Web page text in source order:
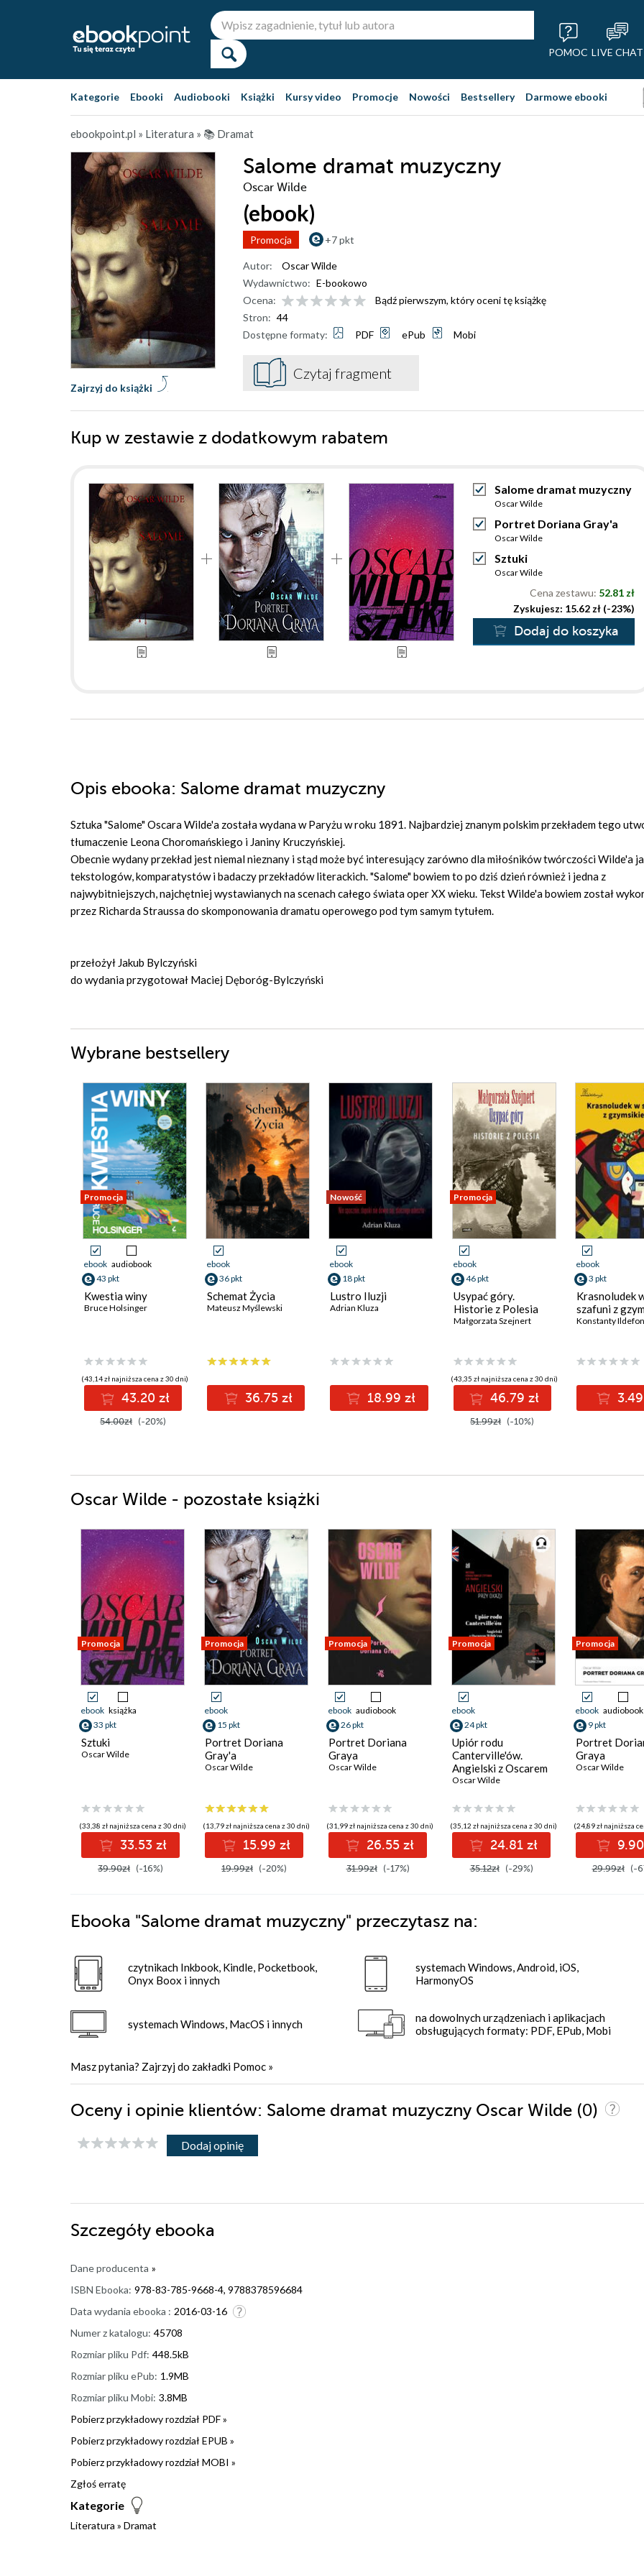
POMOC LIVE CHAT
Kategorie Ebooki Audiobooki Książki Kursy video Promocje Nowości Bestsellery Darmowe ebooki
ebookpoint.pl » Literatura » 📚 Dramat
Salome dramat muzyczny
Oscar Wilde
(ebook)
Promocja +7 pkt
Zajrzyj do książki
Autor:
Oscar Wilde
Wydawnictwo: E-bookowo
Ocena:
Bądź pierwszym, który oceni tę książkę
Stron: 44
Dostępne formaty:
PDF ePub Mobi
Czytaj fragment
Kup w zestawie z dodatkowym rabatem
Salome dramat muzyczny
Oscar Wilde
Portret Doriana Gray'a
Oscar Wilde
Sztuki
Oscar Wilde
Cena zestawu: 52.81 zł
Zyskujesz: 15.62 zł (-23%)
Dodaj do koszyka
Opis ebooka: Salome dramat muzyczny
Sztuka "Salome" Oscara Wilde'a została wydana w Paryżu w roku 1891. Najbardziej znanym polskim przekładem tego
tłumaczenie Leona Choromańskiego i Janiny Kruczyńskiej.
Obecnie wydany przekład jest niemal nieznany i stąd może być interesujący zarówno dla miłośników twórczości Wilde'a
tekstologów, komparatystów i badaczy przekładów literackich. "Salome" bowiem to po dziś dzień również i jedna z
najwybitniejszych, najchętniej wystawianych na scenach całego świata oper XX wieku. Tekst Wilde'a bowiem został
przez Richarda Straussa do skomponowania dramatu operowego pod tym samym tytułem.
przełożył Jakub Bylczyński
do wydania przygotował Maciej Dęboróg-Bylczyński
Wybrane bestsellery
Promocja
ebook audiobook
43 pkt
Kwestia winy
Bruce Holsinger
(43,14 zł najniższa cena z 30 dni)
43.20 zł
54.00zł (-20%)
ebook
36 pkt
Schemat Życia
Mateusz Myślewski
36.75 zł
Nowość
ebook
18 pkt
Lustro Iluzji
Adrian Kluza
18.99 zł
Promocja
ebook
46 pkt
Usypać góry.
Historie z Polesia
Małgorzata Szejnert
(43,35 zł najniższa cena z 30 dni)
46.79 zł
51.99zł (-10%)
ebook
3 pkt
Krasnoludek
szafuni z
Oscar Wilde - pozostałe książki
Promocja
ebook książka
33 pkt
Sztuki
Oscar Wilde
(33,38 zł najniższa cena z 30 dni)
33.53 zł
39.90zł (-16%)
Promocja
ebook
15 pkt
Portret Doriana
Gray'a
Oscar Wilde
(13,79 zł najniższa cena z 30 dni)
15.99 zł
19.99zł (-20%)
Promocja
ebook audiobook
26 pkt
Portret Doriana
Graya
Oscar Wilde
(31,99 zł najniższa cena z 30 dni)
26.55 zł
31.99zł (-17%)
Promocja
ebook
24 pkt
Upiór rodu
Canterville'ów.
Angielski z Oscarem
Wilde\'em
Oscar Wilde
(35,12 zł najniższa cena z 30 dni)
24.81 zł
35.12zł (-29%)
Promocja
ebook audiobook
9 pkt
Portret
Graya
Oscar Wilde
(24,89 zł najniższa
29.99zł (-
Ebooka "Salome dramat muzyczny" przeczytasz na:
czytnikach Inkbook, Kindle, Pocketbook,
Onyx Boox i innych
systemach Windows, MacOS i innych
systemach Windows, Android, iOS,
HarmonyOS
na dowolnych urządzeniach i aplikacjach
obsługujących formaty: PDF, EPub, Mobi
Masz pytania? Zajrzyj do zakładki Pomoc »
Oceny i opinie klientów: Salome dramat muzyczny Oscar Wilde (0)
Dodaj opinię
Szczegóły ebooka
Dane producenta »
ISBN Ebooka: 978-83-785-9668-4, 9788378596684
Data wydania ebooka : 2016-03-16
Numer z katalogu: 45708
Rozmiar pliku Pdf: 448.5kB
Rozmiar pliku ePub: 1.9MB
Rozmiar pliku Mobi: 3.8MB
Pobierz przykładowy rozdział PDF »
Pobierz przykładowy rozdział EPUB »
Pobierz przykładowy rozdział MOBI »
Zgłoś erratę
Kategorie
Literatura » Dramat